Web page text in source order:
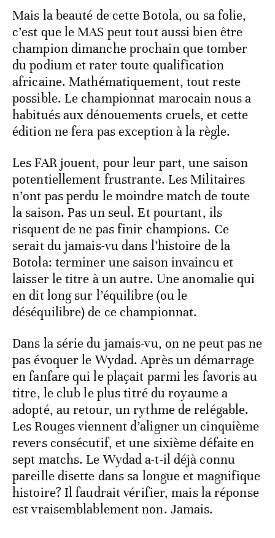
Mais la beauté de cette Botola, ou sa folie,
c’est que le MAS peut tout aussi bien être
champion dimanche prochain que tomber
du podium et rater toute qualification
africaine. Mathématiquement, tout reste
possible. Le championnat marocain nous a
habitués aux dénouements cruels, et cette
édition ne fera pas exception à la règle.
Les FAR jouent, pour leur part, une saison
potentiellement frustrante. Les Militaires
n’ont pas perdu le moindre match de toute
la saison. Pas un seul. Et pourtant, ils
risquent de ne pas finir champions. Ce
serait du jamais-vu dans l’histoire de la
Botola: terminer une saison invaincu et
laisser le titre à un autre. Une anomalie qui
en dit long sur l’équilibre (ou le
déséquilibre) de ce championnat.
Dans la série du jamais-vu, on ne peut pas ne
pas évoquer le Wydad. Après un démarrage
en fanfare qui le plaçait parmi les favoris au
titre, le club le plus titré du royaume a
adopté, au retour, un rythme de relégable.
Les Rouges viennent d’aligner un cinquième
revers consécutif, et une sixième défaite en
sept matchs. Le Wydad a-t-il déjà connu
pareille disette dans sa longue et magnifique
histoire? Il faudrait vérifier, mais la réponse
est vraisemblablement non. Jamais.